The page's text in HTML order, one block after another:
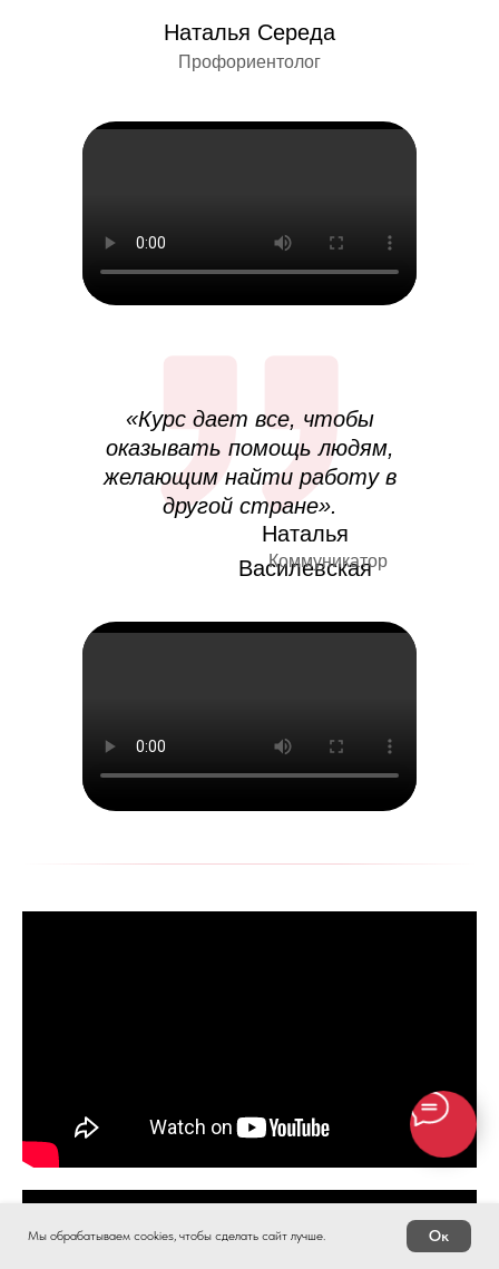
Наталья Середа
Профориентолог
Наталья
Василевская
Коммуникатор
«Курс дает все, чтобы
оказывать помощь людям,
желающим найти работу в
другой стране».
Мы обрабатываем cookies, чтобы сделать сайт лучше. Ок